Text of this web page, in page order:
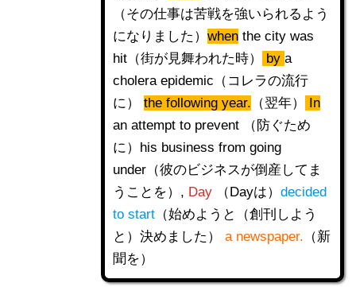
（その仕事は苦戦を強いられるよう
になりました） when the city was
hit（街が見舞われた時）
by a
cholera epidemic（コレラの流行
に） the following year. （翌年）
In
an attempt to prevent （防ぐため
に）his business from going
under（彼のビジネスが倒産してま
うことを）, Day （Dayは） decided
to start （始めようと（創刊しよう
と）決めました）
a newspaper. （新
聞を）